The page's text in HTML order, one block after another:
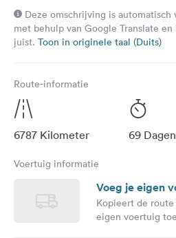
Volg
ons
op
social
Facebook
Deze omschrijving is
met behulp van Google Translate
juist. Toon in originele taal (Duits)
Route-informatie
6787 Kilometer 69 Dagen
Voertuig informatie
Voeg je eigen
Kopieert de
eigen voertuig